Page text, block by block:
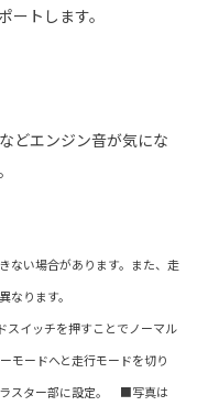
ートします。
どエンジン音が気にな
ない場合があります。また、走
なります。
イッチを押すことでノーマル
モードへと走行モードを切り
スター部に設定。 ■写真は